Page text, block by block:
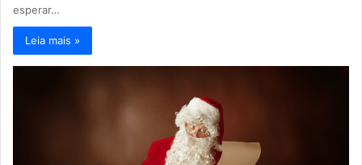
esperar…
Leia mais »